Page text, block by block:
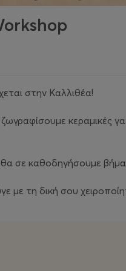
στην Καλλιθέα!
κεραμικές
θα σε καθοδηγήσουμε
με τη δική σου